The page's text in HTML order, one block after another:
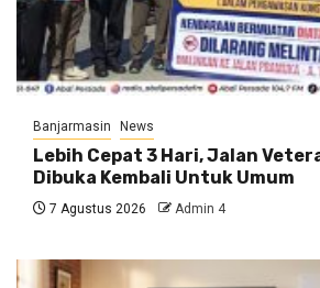
Banjarmasin News
Lebih Cepat 3 Hari, Jalan
Dibuka Kembali Untuk Umum
7 Agustus 2026 Admin 4